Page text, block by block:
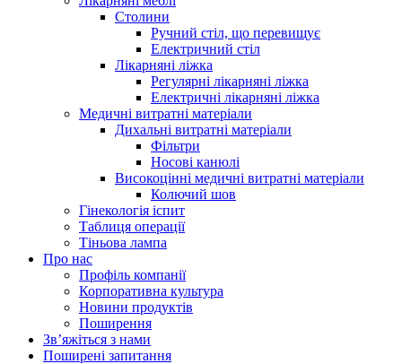
Столини
Ручний стіл, що перевищує
Електричний стіл
Лікарняні ліжка
Регулярні лікарняні ліжка
Електричні лікарняні ліжка
Медичні витратні матеріали
Дихальні витратні матеріали
Фільтри
Носові канюлі
Високоцінні медичні витратні матеріали
Колючий шов
Гінекологія іспит
Таблиця операції
Тіньова лампа
Про нас
Профіль компанії
Корпоративна культура
Новини продуктів
Поширення
Зв’яжіться з нами
Поширені запитання